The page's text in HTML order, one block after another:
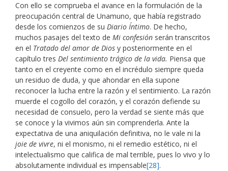
Con ello se comprueba el avance en la formulación de la
preocupación central de Unamuno, que había registrado
desde los comienzos de su Diario Íntimo. De hecho,
muchos pasajes del texto de Mi confesión serán transcritos
en el Tratado del amor de Dios y posteriormente en el
capítulo tres Del sentimiento trágico de la vida. Piensa que
tanto en el creyente como en el incrédulo siempre queda
un residuo de duda, y que ahondar en ella supone
reconocer la lucha entre la razón y el sentimiento. La razón
muerde el cogollo del corazón, y el corazón defiende su
necesidad de consuelo, pero la verdad se siente más que
se conoce y la vivimos aún sin comprenderla. Ante la
expectativa de una aniquilación definitiva, no le vale ni la
joie de vivre, ni el monismo, ni el remedio estético, ni el
intelectualismo que califica de mal terrible, pues lo vivo y lo
absolutamente individual es impensable[28].